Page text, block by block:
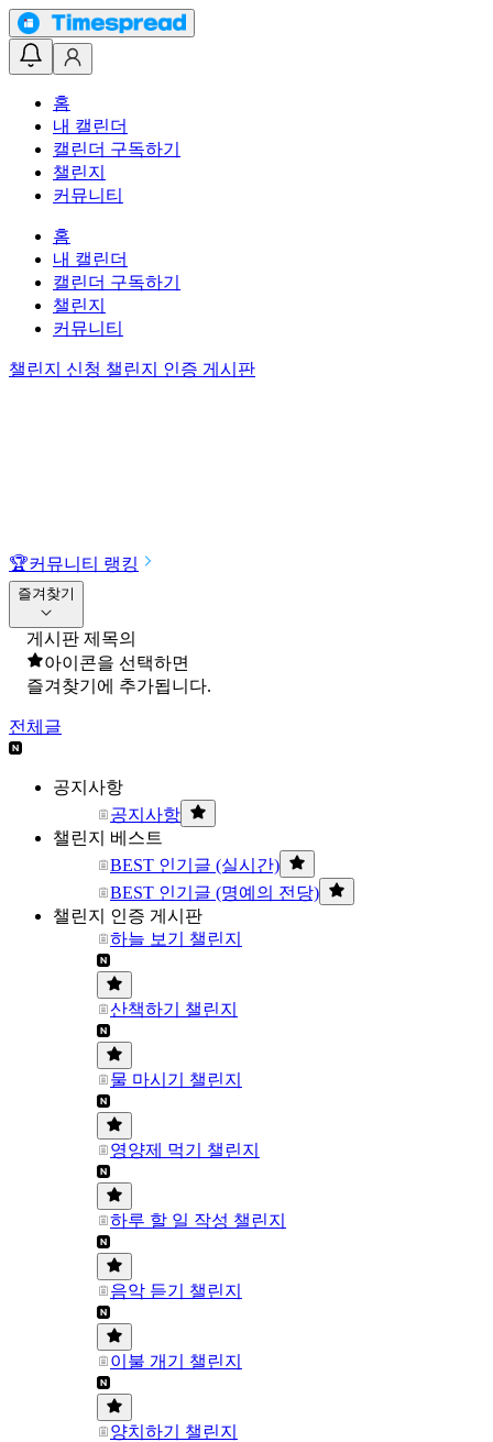
홈
내 캘린더
캘린더 구독하기
챌린지
커뮤니티
홈
내 캘린더
캘린더 구독하기
챌린지
커뮤니티
챌린지 신청 챌린지 인증 게시판
🏆커뮤니티 랭킹
즐겨찾기
게시판 제목의
아이콘을 선택하면
즐겨찾기에 추가됩니다.
전체글
공지사항
공지사항
챌린지 베스트
BEST 인기글 (실시간)
BEST 인기글 (명예의 전당)
챌린지 인증 게시판
하늘 보기 챌린지
산책하기 챌린지
물 마시기 챌린지
영양제 먹기 챌린지
하루 할 일 작성 챌린지
음악 듣기 챌린지
이불 개기 챌린지
양치하기 챌린지